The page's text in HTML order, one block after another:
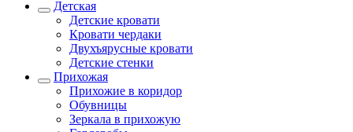
Детская
Детские кровати
Кровати чердаки
Двухъярусные кровати
Детские стенки
Прихожая
Прихожие в коридор
Обувницы
Зеркала в прихожую